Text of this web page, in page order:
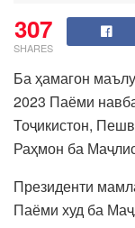
307
SHARES
Ба ҳамагон
2023 Паёми
Тоҷикистон,
Раҳмон ба
Президенти
Паёми худ ба